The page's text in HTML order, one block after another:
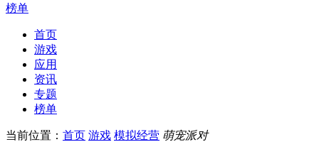
榜单
首页
游戏
应用
资讯
专题
榜单
当前位置： 首页 游戏 模拟经营 萌宠派对